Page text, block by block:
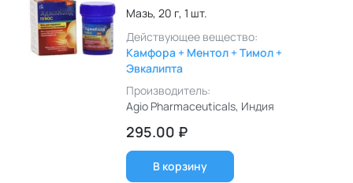
Мазь, 20 г, 1 шт.
Действующее вещество:
Камфора + Ментол + Тимол +
Эвкалипта
Производитель:
Agio Pharmaceuticals, Индия
295.00 ₽
В корзину